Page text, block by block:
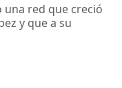
una red que creció
y que a su